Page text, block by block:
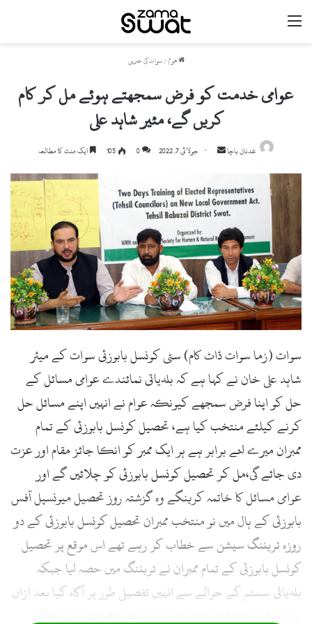
مینو
ھوم / سوات کی خبریں
عوامی خدمت کو فرض سمجھتے ہوئے مل کر کام
کریں گے، مئیر شاہد علی
عدنان باچا
Send
email
جولائی 7, 2022 0
105 ایک منٹ کا مطالعہ
سوات (زما سوات ڈاٹ کام) سٹی کونسل بابوزئی سوات کے میئر
شاہد علی خان نے کہا ہے کہ بلدیاتی نمائندے عوامی مسائل کے
حل کو اپنا فرض سمجھے کیونکہ عوام نے انہیں اپنے مسائل حل
کرنے کیلئے منتخب کیا ہے، تحصیل کونسل بابوزئی کے تمام
ممبران میرے لئے برابر ہے ہر ایک ممبر کو انکا جائز مقام اور عزت
دی جائے گی،مل کر تحصیل کونسل بابوزئی کو چلائیں گے اور
عوامی مسائل کا خاتمہ کرینگے وہ گزشتہ روز تحصیل میونسپل آفس
بابوزئی کے ہال میں نو منتخب ممبران تحصیل کونسل بابوزئی کے دو
روزہ ٹریننگ سیشن سے خطاب کر رہے تھے اس موقع پر تحصیل
کونسل بابوزئی کے تمام ممبران نے ٹریننگ میں حصہ لیا جبکہ
بلدیاتی سسٹم کے حوالے سے انہیں تفصیلی طور پر آگاہ کیا بعد ازاں